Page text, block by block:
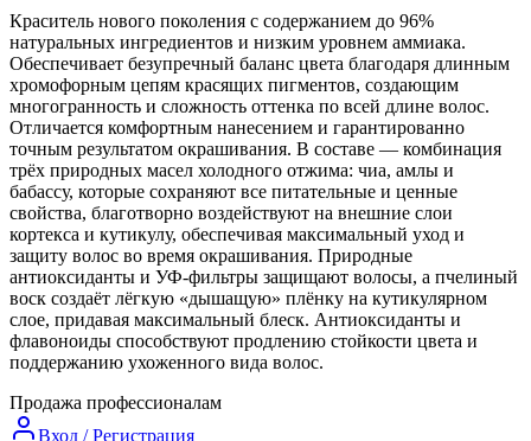
Краситель нового поколения с содержанием до 96%
натуральных ингредиентов и низким уровнем аммиака.
Обеспечивает безупречный баланс цвета благодаря длинным
хромофорным цепям красящих пигментов, создающим
многогранность и сложность оттенка по всей длине волос.
Отличается комфортным нанесением и гарантированно
точным результатом окрашивания. В составе — комбинация
трёх природных масел холодного отжима: чиа, амлы и
бабассу, которые сохраняют все питательные и ценные
свойства, благотворно воздействуют на внешние слои
кортекса и кутикулу, обеспечивая максимальный уход и
защиту волос во время окрашивания. Природные
антиоксиданты и УФ-фильтры защищают волосы, а пчелиный
воск создаёт лёгкую «дышащую» плёнку на кутикулярном
слое, придавая максимальный блеск. Антиоксиданты и
флавоноиды способствуют продлению стойкости цвета и
поддержанию ухоженного вида волос.
Продажа профессионалам
Вход / Регистрация